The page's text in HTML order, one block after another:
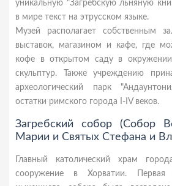
уникальную "Загребскую льняную
в мире текст на этрусском языке.
Музей располагает собственным
выставок, магазином и кафе, где
кофе в открытом саду в
скульптур. Также учреждению
археологический парк
остатки римского города I-IV веков.
Загребский собор (Собор
Марии и Святых Стефана и
Главный католический храм
сооружение в Хорватии.